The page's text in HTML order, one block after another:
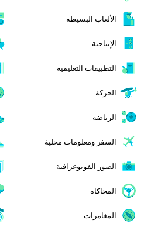
الألعاب البسيطة
الإنتاجية
التطبيقات التعليمية
الحركة
الرياضة
السفر ومعلومات محلية
الصور الفوتوغرافية
المحاكاة
المغامرات